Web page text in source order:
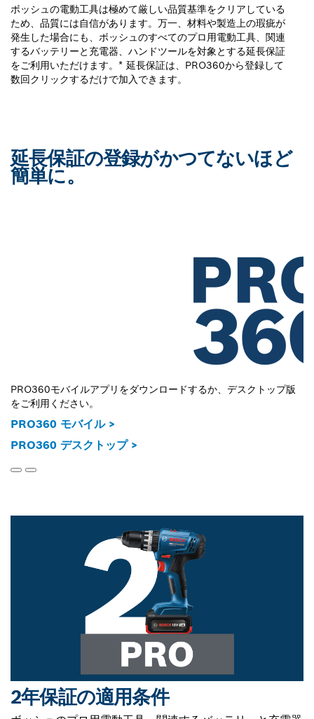
ボッシュの電動工具は極めて厳しい品質基準をクリアしている
ため、品質には自信があります。万一、材料や製造上の瑕疵が
発生した場合にも、ボッシュのすべてのプロ用電動工具、関連
するバッテリーと充電器、ハンドツールを対象とする延長保証
をご利用いただけます。* 延長保証は、PRO360から登録して
数回クリックするだけで加入できます。
延長保証の登録がかつてないほど
簡単に。
PRO360モバイルアプリをダウンロードするか、デスクトップ版
をご利用ください。
PRO360 モバイル >
PRO360 デスクトップ >
2年保証の適用条件